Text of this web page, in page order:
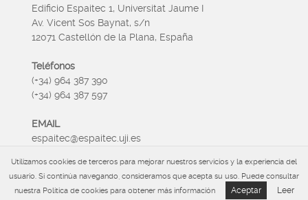
Edificio Espaitec 1, Universitat Jaume I
Av. Vicent Sos Baynat, s/n
12071 Castellón de la Plana, España
Teléfonos
(+34) 964 387 390
(+34) 964 387 597
EMAIL
espaitec@espaitec.uji.es
HORARIO
Lunes a Viernes 09:00 – 15.00
Utilizamos cookies de terceros para mejorar nuestros servicios y la experiencia del
usuario. Si continúa navegando, consideramos que acepta su uso. Puede consultar
nuestra Política de cookies para obtener más información
Aceptar Leer